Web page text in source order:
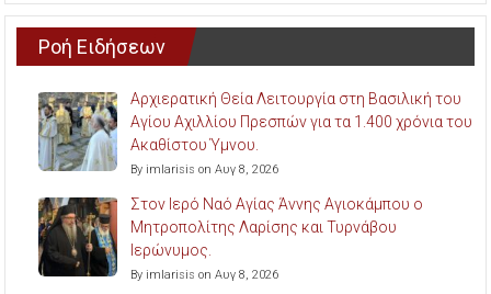
Ροή Ειδήσεων
Αρχιερατική Θεία Λειτουργία στη Βασιλική του
Αγίου Αχιλλίου Πρεσπών για τα 1.400 χρόνια του
Ακαθίστου Ύμνου.
By imlarisis on Αυγ 8, 2026
Στον Ιερό Ναό Αγίας Άννης Αγιοκάμπου ο
Μητροπολίτης Λαρίσης και Τυρνάβου
Ιερώνυμος.
By imlarisis on Αυγ 8, 2026